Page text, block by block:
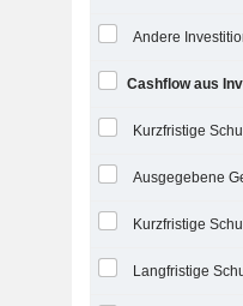
Andere
Cashflow aus
Ausgegebene